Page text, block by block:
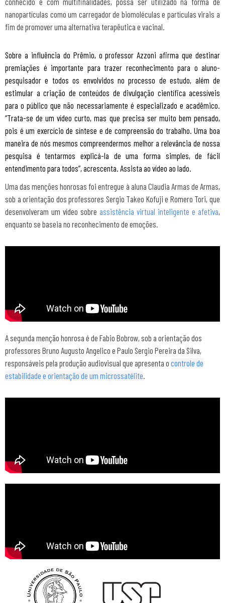
nanopartículas como um carregador de biomoléculas e partículas virais a
fim de promover uma alternativa terapêutica e vacinal.
Sobre a influência do Prêmio, o professor Azzoni afirma que destinar
premiações é importante para trazer reconhecimento para o aluno-
pesquisador e todos os envolvidos no processo de estudo, além de
estimular a criação de conteúdos de divulgação científica acessíveis
para o público que não necessariamente é especializado e acadêmico.
“Trata-se de um vídeo curto, mas que precisa ser muito bem pensado,
pois é um exercício de síntese e de compreensão do trabalho. Uma boa
maneira de nós mesmos compreendermos melhor a relevância de nossa
pesquisa é tentarmos explicá-la de uma forma simples, de fácil
entendimento para todos”, acrescenta. Assista ao vídeo ao lado.
Uma das menções honrosas foi entregue à aluna Claudia Armas de Armas,
sob a orientação dos professores Sergio Takeo Kofuji e Romero Tori, que
desenvolveram um vídeo sobre assistência virtual inteligente e afetiva,
enquanto se baseia no reconhecimento de emoções.
A segunda menção honrosa é de Fabio Bobrow, sob a orientação dos
professores Bruno Augusto Angelico e Paulo Sergio Pereira da Silva,
responsáveis pela produção audiovisual que apresenta o controle de
estabilidade e orientação de um microssatélite.